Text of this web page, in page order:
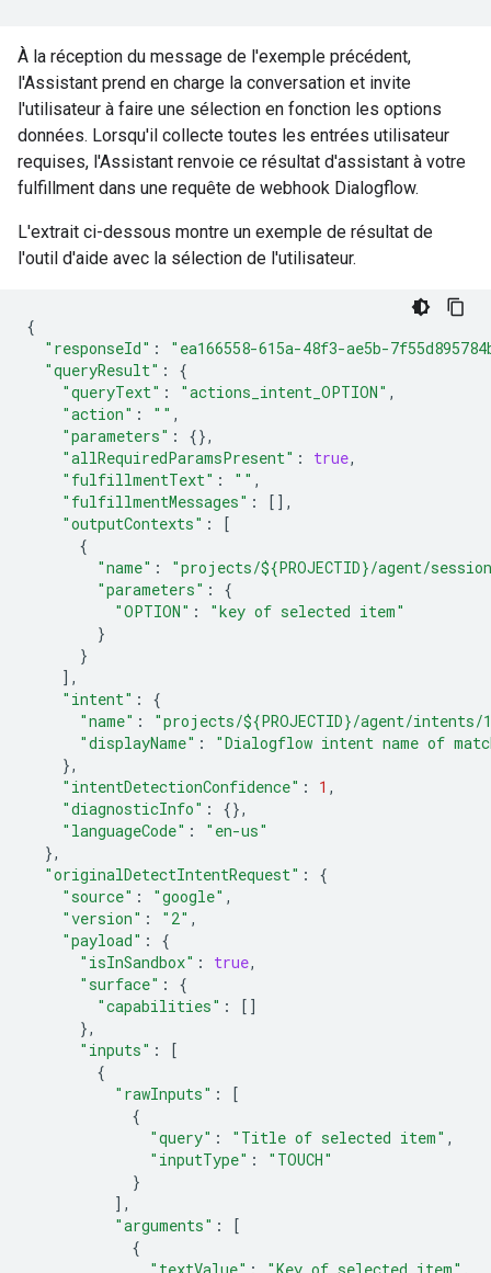
À la réception du message de l'exemple précédent,
l'Assistant prend en charge la conversation et invite
l'utilisateur à faire une sélection en fonction les options
données. Lorsqu'il collecte toutes les entrées utilisateur
requises, l'Assistant renvoie ce résultat d'assistant à votre
fulfillment dans une requête de webhook Dialogflow.
L'extrait ci-dessous montre un exemple de résultat de
l'outil d'aide avec la sélection de l'utilisateur.
{
"responseId" :
"ea166558-615a-48f3-ae5b-
"queryResult" :
{
"queryText" : "actions_intent_OPTION" ,
"action" : "" ,
"parameters" :
{},
"allRequiredParamsPresent" : true,
"fulfillmentText" : "" ,
"fulfillmentMessages" :
[],
"outputContexts" :
[
{
"name" :
"projects/${PROJECTID}/agent/
"parameters" :
{
"OPTION" :
"key of selected item"
}
}
],
"intent" :
{
"name" :
"projects/${PROJECTID}/agent/intents/
"displayName" :
"Dialogflow intent name of
},
"intentDetectionConfidence" : 1 ,
"diagnosticInfo" :
{},
"languageCode" :
"en-us"
},
"originalDetectIntentRequest" :
{
"source" : "google" ,
"version" : "2" ,
"payload" :
{
"isInSandbox" : true,
"surface" :
{
"capabilities" :
[]
},
"inputs" :
[
{
"rawInputs" :
[
{
"query" : "Title of selected item" ,
"inputType" :
"TOUCH"
}
],
"arguments" :
[
{